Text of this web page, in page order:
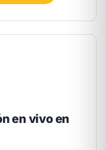
en vivo en